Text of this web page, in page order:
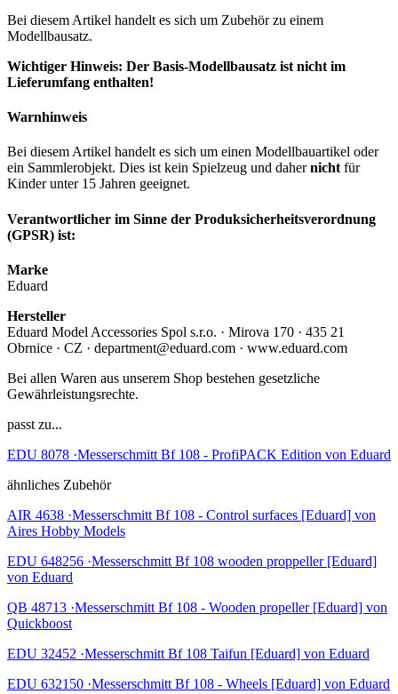
Bei diesem Artikel handelt es sich um Zubehör zu einem
Modellbausatz.
Wichtiger Hinweis: Der Basis-Modellbausatz ist nicht im
Lieferumfang enthalten!
Warnhinweis
Bei diesem Artikel handelt es sich um einen Modellbauartikel oder
ein Sammlerobjekt. Dies ist kein Spielzeug und dahernicht für
Kinder unter 15 Jahren geeignet.
Verantwortlicher im Sinne der Produksicherheitsverordnung
(GPSR) ist:
Marke
Eduard
Hersteller
Eduard Model Accessories Spol s.r.o. · Mirova 170 · 435 21
Obrnice · CZ · department@eduard.com · www.eduard.com
Bei allen Waren aus unserem Shop bestehen gesetzliche
Gewährleistungsrechte.
passt zu...
EDU 8078 ·Messerschmitt Bf 108 - ProfiPACK Edition von Eduard
ähnliches Zubehör
AIR 4638 ·Messerschmitt Bf 108 - Control surfaces [Eduard] von
Aires Hobby Models
EDU 648256 ·Messerschmitt Bf 108 wooden proppeller [Eduard]
von Eduard
QB 48713 ·Messerschmitt Bf 108 - Wooden propeller [Eduard] von
Quickboost
EDU 32452 ·Messerschmitt Bf 108 Taifun [Eduard] von Eduard
EDU 632150 ·Messerschmitt Bf 108 - Wheels [Eduard] von Eduard